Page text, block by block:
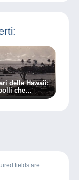
delle Hawaii:
che
al crimine …
fields are